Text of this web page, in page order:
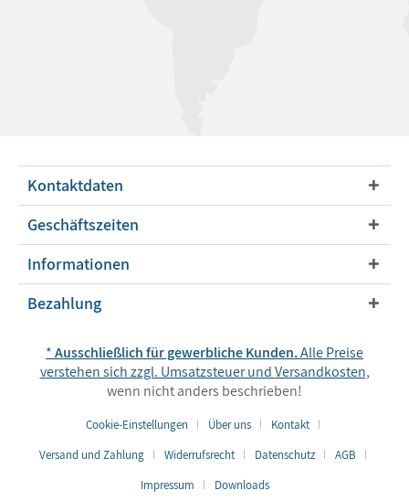
Kontaktdaten
Geschäftszeiten
Informationen
Bezahlung
*Ausschließlich für gewerbliche Kunden.Alle Preise
verstehen sich zzgl. Umsatzsteuer undVersandkosten,
wenn nicht anders beschrieben!
Cookie-Einstellungen Über uns
Kontakt
Versand und Zahlung
Widerrufsrecht Datenschutz
AGB
Impressum
Downloads